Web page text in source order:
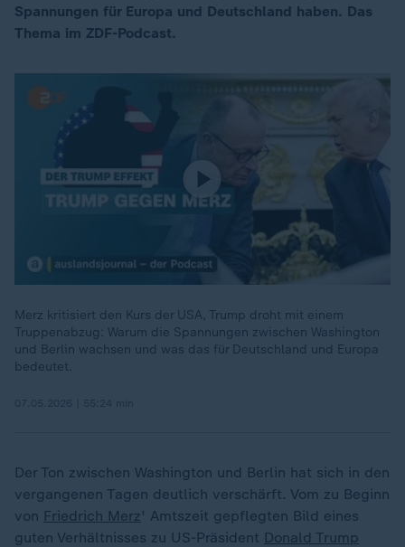
Spannungen für Europa und Deutschland haben. Das
Thema im ZDF-Podcast.
Merz kritisiert den Kurs der USA, Trump droht mit einem
Truppenabzug: Warum die Spannungen zwischen Washington
und Berlin wachsen und was das für Deutschland und Europa
bedeutet.
Der Ton zwischen Washington und Berlin hat sich in den
vergangenen Tagen deutlich verschärft. Vom zu Beginn
von Friedrich Merz' Amtszeit gepflegten Bild eines
guten Verhältnisses zu US-Präsident Donald Trump